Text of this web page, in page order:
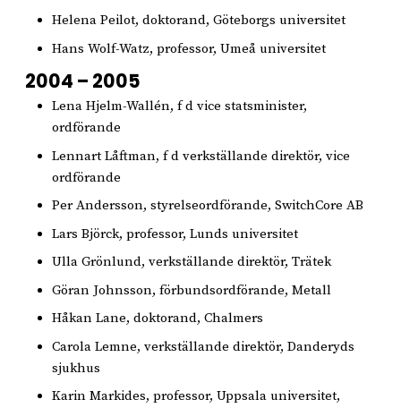
Helena Peilot, doktorand, Göteborgs universitet
Hans Wolf-Watz, professor, Umeå universitet
2004 – 2005
Lena Hjelm-Wallén, f d vice statsminister,
ordförande
Lennart Låftman, f d verkställande direktör, vice
ordförande
Per Andersson, styrelseordförande, SwitchCore AB
Lars Björck, professor, Lunds universitet
Ulla Grönlund, verkställande direktör, Trätek
Göran Johnsson, förbundsordförande, Metall
Håkan Lane, doktorand, Chalmers
Carola Lemne, verkställande direktör, Danderyds
sjukhus
Karin Markides, professor, Uppsala universitet,